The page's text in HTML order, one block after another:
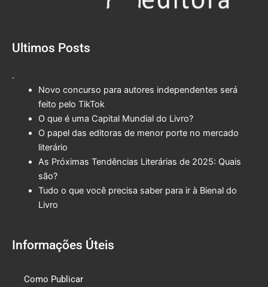
Ultimos Posts
.
Novo concurso para autores independentes será
feito pelo TikTok
O que é uma Capital Mundial do Livro?
O papel das editoras de menor porte no mercado
literário
As Próximas Tendências Literárias de 2025: Quais
são?
Tudo o que você precisa saber para ir à Bienal do
Livro
Informações Úteis
Como Publicar